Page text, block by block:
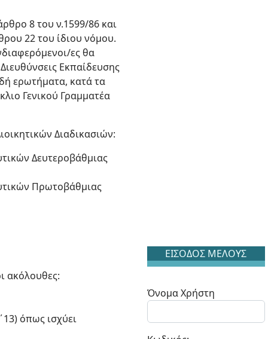
8 του ν.1599/86 και
22 του ίδιου νόμου.
ες θα
Εκπαίδευσης
ερωτήματα, κατά τα
Γενικού Γραμματέα
Διαδικασιών:
Δευτεροβάθμιας
Πρωτοβάθμιας
ακόλουθες:
όπως ισχύει
ΕΙΣΟΔΟΣ ΜΕΛΟΥΣ
Όνομα Χρήστη